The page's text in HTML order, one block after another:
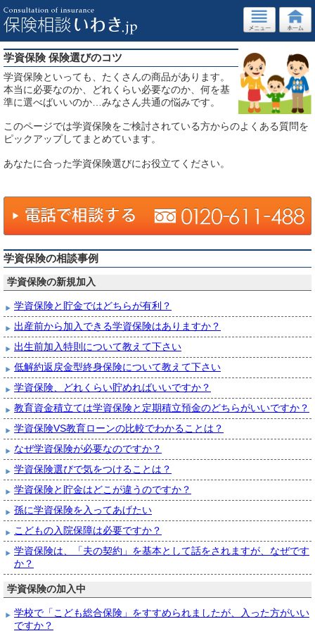
学資保険 保険選びのコツ
学資保険といっても、たくさんの商品があります。
本当に必要なのか、どれくらい必要なのか、何を基
準に選べばいいのか…みなさん共通の悩みです。
このページでは学資保険をご検討されている方からのよくある質問を
ピックアップしてまとめています。
あなたに合った学資保険選びにお役立てください。
学資保険の相談事例
学資保険の新規加入
学資保険と貯金ではどちらが有利？
出産前から加入できる学資保険はありますか？
出生前加入特則について教えて下さい
低解約返戻金型終身保険について教えて下さい
学資保険、どれくらい貯めればいいですか？
教育資金積立ては学資保険と定期積立預金のどちらがいいですか？
学資保険VS教育ローンの比較でわかることは？
なぜ学資保険が必要なのですか？
学資保険選びで気をつけることは？
学資保険と貯金はどこが違うのですか？
孫に学資保険を入ってあげたい
こどもの入院保障は必要ですか？
学資保険は、「夫の契約」を基本として話をされますが、なぜです
か？
学資保険の加入中
学校で「こども総合保険」をすすめられましたが、入った方がいい
ですか？